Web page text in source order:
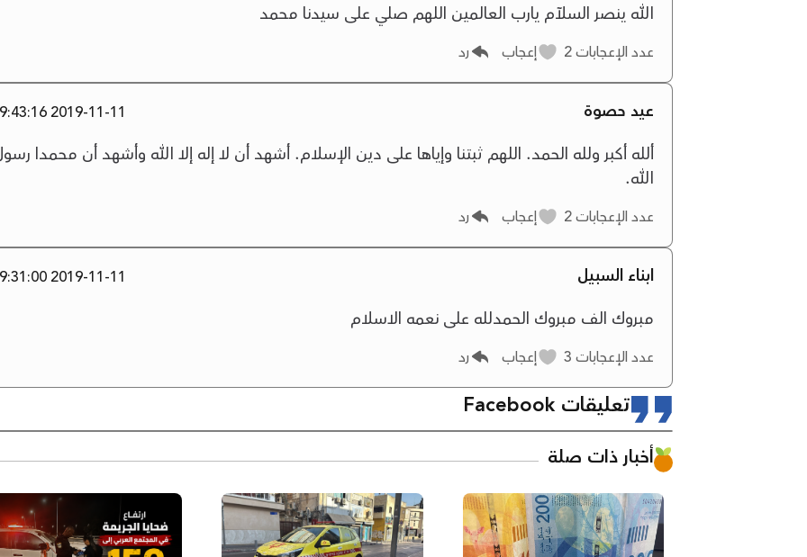
الله ينصر السلآم يارب العالمين اللهم صلي على سيدنا محمد
عدد الإعجابات إعجاب رد
عيد حصوة 2019-11-11 19:43:16
ألله أكبر ولله الحمد. اللهم ثبتنا وإياها على دين الإسلام. أشهد أن لا إله إلا الله وأشهد أن محمدا
الله.
عدد الإعجابات إعجاب رد
ابناء السبيل 2019-11-11 19:31:00
مبروك الف مبروك الحمدلله على نعمه الاسلام
عدد الإعجابات إعجاب رد
تعليقات Facebook
أخبار ذات صلة